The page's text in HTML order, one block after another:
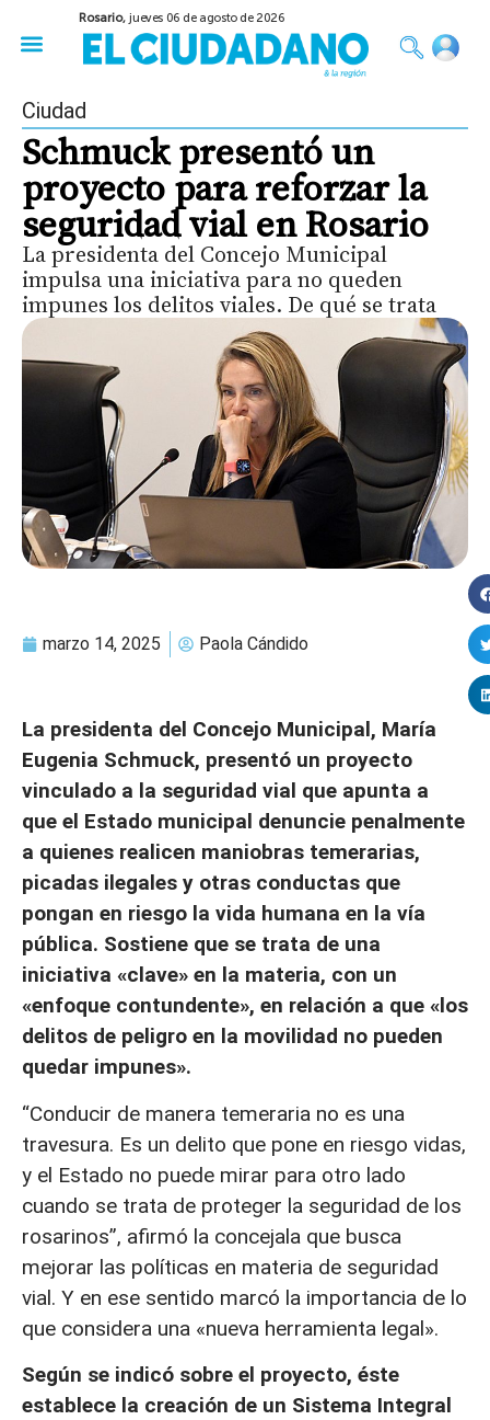
Rosario,jueves 06 de agosto de 2026
Ciudad
Schmuck presentó un
proyecto para reforzar la
seguridad vial en Rosario
La presidenta del Concejo Municipal
impulsa una iniciativa para no queden
impunes los delitos viales. De qué se trata
marzo 14, 2025 Paola Cándido
La presidenta del Concejo Municipal, María
Eugenia Schmuck, presentó un proyecto
vinculado a la seguridad vial que apunta a
que el Estado municipal denuncie penalmente
a quienes realicen maniobras temerarias,
picadas ilegales y otras conductas que
pongan en riesgo la vida humana en la vía
pública. Sostiene que se trata de una
iniciativa «clave» en la materia, con un
«enfoque contundente», en relación a que «los
delitos de peligro en la movilidad no pueden
quedar impunes».
“Conducir de manera temeraria no es una
travesura. Es un delito que pone en riesgo vidas,
y el Estado no puede mirar para otro lado
cuando se trata de proteger la seguridad de los
rosarinos”, afirmó la concejala que busca
mejorar las políticas en materia de seguridad
vial. Y en ese sentido marcó la importancia de lo
que considera una «nueva herramienta legal».
Según se indicó sobre el proyecto, éste
establece la creación de un Sistema Integral